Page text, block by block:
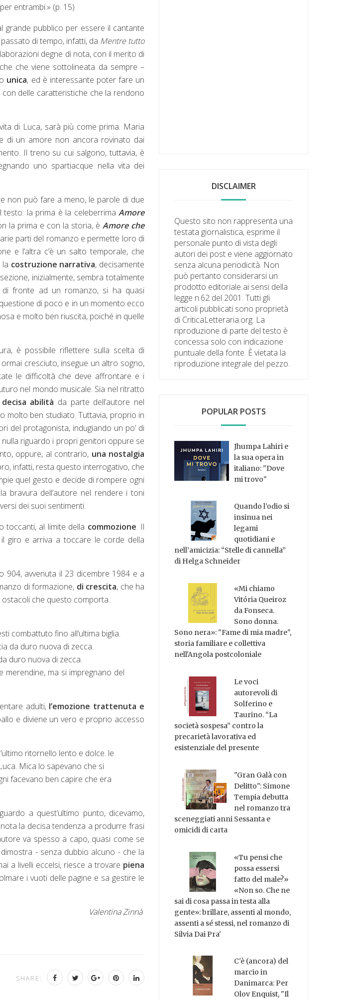
entrambi.» (p. 15)
grande pubblico per essere il cantante
di tempo, infatti, da Mentre tutto
degne di nota, con il merito di
che viene sottolineata da sempre –
unica, ed è interessante poter fare un
delle caratteristiche che la rendono
di Luca, sarà più come prima. Maria
di un amore non ancora rovinato dai
Il treno su cui salgono, tuttavia, è
uno spartiacque nella vita dei
non può fare a meno, le parole di due
testo: la prima è la celeberrimaAmore
la prima e con la storia, èAmore che
parti del romanzo e permette loro di
e l’altra c’è un salto temporale, che
costruzione narrativa, decisamente
inizialmente, sembra totalmente
fronte ad un romanzo, si ha quasi
di poco e in un momento ecco
e molto ben riuscita, poiché in quelle
è possibile riflettere sulla scelta di
cresciuto, insegue un altro sogno,
le difficoltà che deve affrontare e i
nel mondo musicale. Sia nel ritratto
abilità da parte dell’autore nel
molto ben studiato. Tuttavia, proprio in
del protagonista, indugiando un po’ di
riguardo i propri genitori oppure se
oppure, al contrario, una nostalgia
infatti, resta questo interrogativo, che
quel gesto e decide di rompere ogni
bravura dell’autore nel rendere i toni
dei suoi sentimenti.
toccanti, al limite della commozione. Il
giro e arriva a toccare le corde della
904, avvenuta il 23 dicembre 1984 e a
di formazione, di crescita, che ha
ostacoli che questo comporta.
combattuto fino all’ultima biglia.
da duro nuova di zecca.
duro nuova di zecca.
ma si impregnano del
adulti, l’emozione trattenuta e
e diviene un vero e proprio accesso
ritornello lento e dolce. le
Mica lo sapevano che si
facevano ben capire che era
a quest’ultimo punto, dicevamo,
la decisa tendenza a produrre frasi
va spesso a capo, quasi come se
- senza dubbio alcuno - che la
a livelli eccelsi, riesce a trovare piena
i vuoti delle pagine e sa gestire le
Valentina Zinnà
SHARE:
DISCLAIMER
Questo sito non rappresenta una
testata giornalistica, esprime il
personale punto di vista degli
autori dei post e viene aggiornato
senza alcuna periodicità. Non
può pertanto considerarsi un
prodotto editoriale ai sensi della
legge n.62 del 2001. Tutti gli
articoli pubblicati sono proprietà
di CriticaLetteraria.org. La
riproduzione di parte del testo è
concessa solo con indicazione
puntuale della fonte. È vietata la
riproduzione integrale del pezzo.
POPULAR POSTS
Jhumpa Lahiri e
la sua opera in
italiano: "Dove
mi trovo"
Quando l’odio si
insinua nei
legami
quotidiani e
nell’amicizia: “Stelle di cannella”
di Helga Schneider
«Mi chiamo
Vitória Queiroz
da Fonseca.
Sono donna.
Sono nera»: "Fame di mia madre",
storia familiare e collettiva
nell'Angola postcoloniale
Le voci
autorevoli di
Solferino e
Taurino. “La
società sospesa” contro la
precarietà lavorativa ed
esistenziale del presente
"Gran Galà con
Delitto": Simone
Tempia debutta
nel romanzo tra
sceneggiati anni Sessanta e
omicidi di carta
«Tu pensi che
possa essersi
fatto del male?»
«Non so. Che ne
sai di cosa passa in testa alla
gente»: brillare, assenti al mondo,
assenti a sé stessi, nel romanzo di
Silvia Dai Pra'
C'è (ancora) del
marcio in
Danimarca: Per
Olov Enquist, "Il